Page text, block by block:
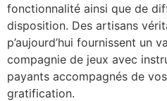
fonctionnalité ainsi que de
disposition. Des artisans
p’aujourd’hui fournissent un
compagnie de jeux avec
payants accompagnés de
gratification.